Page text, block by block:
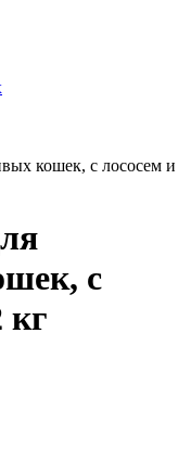
кошек, с лососем и
с
кг